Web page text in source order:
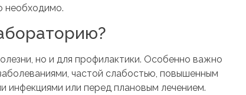
необходимо.
но и для профилактики. Особенно важно
частой слабостью, повышенным
инфекциями или перед плановым лечением.